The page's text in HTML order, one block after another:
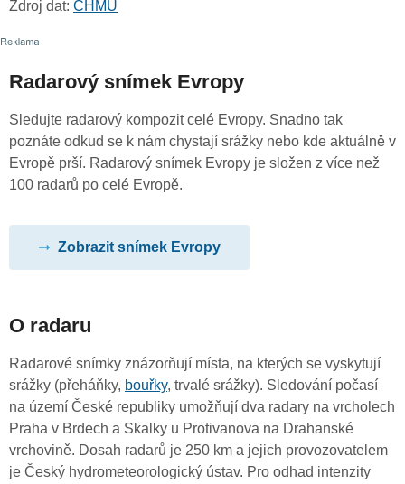
Zdroj dat: ČHMÚ
Radarový snímek Evropy
Sledujte radarový kompozit celé Evropy. Snadno tak
poznáte odkud se k nám chystají srážky nebo kde aktuálně v
Evropě prší. Radarový snímek Evropy je složen z více než
100 radarů po celé Evropě.
Zobrazit snímek Evropy
O radaru
Radarové snímky znázorňují místa, na kterých se vyskytují
srážky (přeháňky, bouřky, trvalé srážky). Sledování počasí
na území České republiky umožňují dva radary na vrcholech
Praha v Brdech a Skalky u Protivanova na Drahanské
vrchovině. Dosah radarů je 250 km a jejich provozovatelem
je Český hydrometeorologický ústav. Pro odhad intenzity